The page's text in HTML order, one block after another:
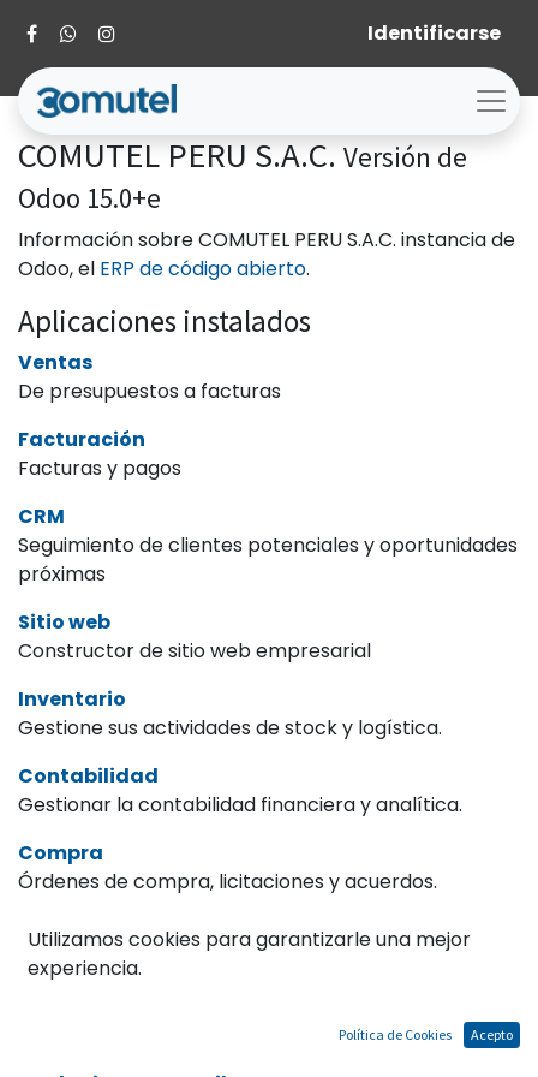
Identificarse
COMUTEL PERU S.A.C.Versión de
Odoo 15.0+e
Información sobre COMUTEL PERU S.A.C. instancia de
Odoo, el ERP de código abierto.
Aplicaciones instalados
Ventas
De presupuestos a facturas
Facturación
Facturas y pagos
CRM
Seguimiento de clientes potenciales y oportunidades
próximas
Sitio web
Constructor de sitio web empresarial
Inventario
Gestione sus actividades de stock y logística.
Contabilidad
Gestionar la contabilidad financiera y analítica.
Compra
Órdenes de compra, licitaciones y acuerdos.
Comercio electrónico
Venda sus productos online
Fabricar Órdenes & Listas de Materiales
Utilizamos cookies para garantizarle una mejor
experiencia.
Política de Cookies Acepto